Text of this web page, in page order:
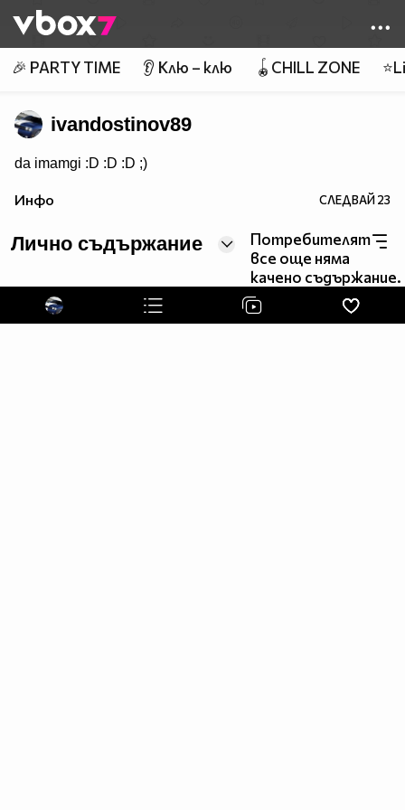
👾
🎉 PARTY TIME 👂 Клю – клю 🪀CHILL ZONE
ivandostinov89
da imamgi :D :D :D ;)
Инфо СЛЕДВАЙ23
Лично съдържание
Потребителят
все още няма
качено съдържание.